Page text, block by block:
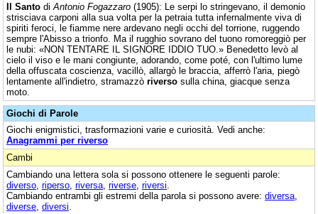
Il Santo di Antonio Fogazzaro (1905): Le serpi lo stringevano, il demonio
strisciava carponi alla sua volta per la petraia tutta infernalmente viva di
spiriti feroci, le fiamme nere ardevano negli occhi del torrione, ruggendo
sempre l'Abisso a trionfo. Ma il rugghio sovrano del tuono romoreggiò per
le nubi: «NON TENTARE IL SIGNORE IDDIO TUO.» Benedetto levò al
cielo il viso e le mani congiunte, adorando, come poté, con l'ultimo lume
della offuscata coscienza, vacillò, allargò le braccia, afferrò l'aria, piegò
lentamente all'indietro, stramazzò riverso sulla china, giacque senza
moto.
Giochi di Parole
Giochi enigmistici, trasformazioni varie e curiosità. Vedi anche:
Anagrammi per riverso
Cambi
Cambiando una lettera sola si possono ottenere le seguenti parole:
diverso riperso riversa riverse riversi
Cambiando entrambi gli estremi della parola si possono avere: diversa
diverse diversi